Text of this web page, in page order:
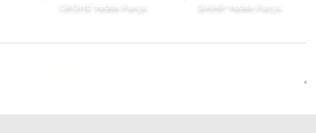
GROHE Yedek Parça
SIAMP Yedek Parça